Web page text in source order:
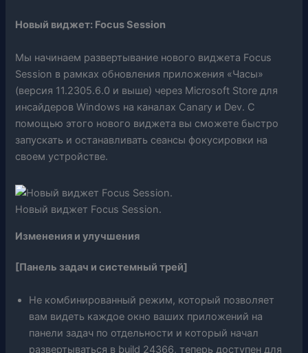
Новый виджет: Focus Session
Мы начинаем развертывание нового виджета Focus
Session в рамках обновления приложения «Часы»
(версия 11.2305.6.0 и выше) через Microsoft Store для
инсайдеров Windows на каналах Canary и Dev. С
помощью этого нового виджета вы сможете быстро
запускать и останавливать сеансы фокусировки на
своем устройстве.
Новый виджет Focus Session.
Изменения и улучшения
[Панель задач и системный трей]
Не комбинированный режим, который позволяет
вам видеть каждое окно ваших приложений на
панели задач по отдельности и который начал
развертываться в build 24366, теперь доступен для